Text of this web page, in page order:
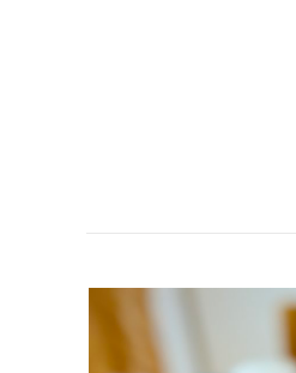
TRIPPEL
CHOKLADSCONES
MED
SALT
KARAMELL